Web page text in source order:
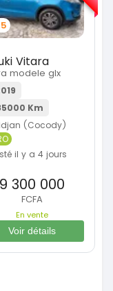
5
Vitara
modele glx
Km
(Cocody)
il y a 4 jours
9 300 000
FCFA
En vente
Voir détails